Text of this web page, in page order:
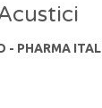
- PHARMA